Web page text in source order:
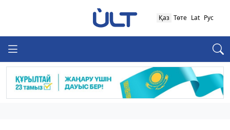
Қаз Төте Lat Рус